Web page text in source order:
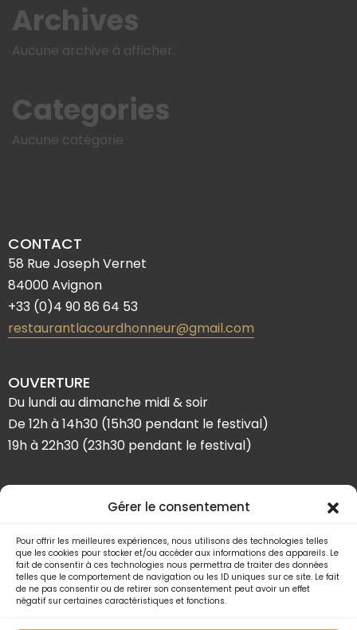
Gérer le consentement
Pour offrir les meilleures expériences, nous utilisons des technologies telles
que les cookies pour stocker et/ou accéder aux informations des appareils. Le
fait de consentir à ces technologies nous permettra de traiter des données
telles que le comportement de navigation ou les ID uniques sur ce site. Le fait
de ne pas consentir ou de retirer son consentement peut avoir un effet
négatif sur certaines caractéristiques et fonctions.
Archives
Aucune archive à afficher.
Categories
Aucune catégorie
CONTACT
58 Rue Joseph Vernet
84000 Avignon
+33 (0)4 90 86 64 53
restaurantlacourdhonneur@gmail.com
OUVERTURE
Du lundi au dimanche midi & soir
De 12h à 14h30 (15h30 pendant le festival)
19h à 22h30 (23h30 pendant le festival)